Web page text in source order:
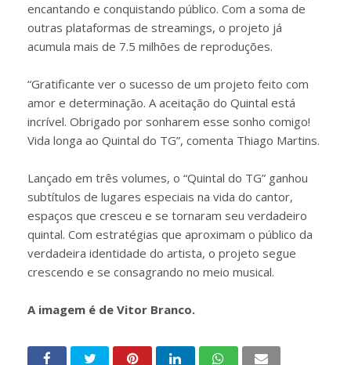
encantando e conquistando público. Com a soma de
outras plataformas de streamings, o projeto já
acumula mais de 7.5 milhões de reproduções.
“Gratificante ver o sucesso de um projeto feito com
amor e determinação. A aceitação do Quintal está
incrível. Obrigado por sonharem esse sonho comigo!
Vida longa ao Quintal do TG”, comenta Thiago Martins.
Lançado em três volumes, o “Quintal do TG” ganhou
subtítulos de lugares especiais na vida do cantor,
espaços que cresceu e se tornaram seu verdadeiro
quintal. Com estratégias que aproximam o público da
verdadeira identidade do artista, o projeto segue
crescendo e se consagrando no meio musical.
A imagem é de Vitor Branco.